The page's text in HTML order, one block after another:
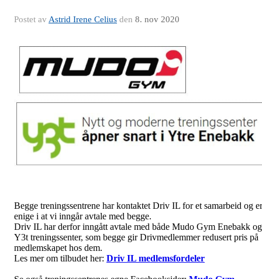
Postet av Astrid Irene Celius den 8. nov 2020
Begge treningssentrene har kontaktet Driv IL for et samarbeid og er
enige i at vi inngår avtale med begge.
Driv IL har derfor inngått avtale med både Mudo Gym Enebakk og
Y3t treningssenter, som begge gir Drivmedlemmer redusert pris på
medlemskapet hos dem.
Les mer om tilbudet her: Driv IL medlemsfordeler